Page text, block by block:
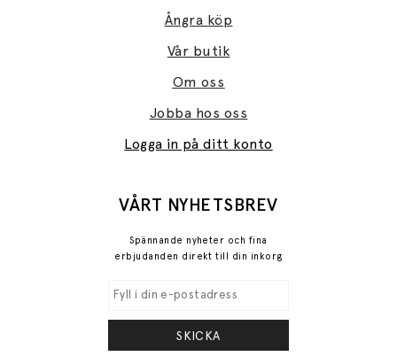
Ångra köp
Vår butik
Om oss
Jobba hos oss
Logga in på ditt konto
VÅRT NYHETSBREV
Spännande nyheter och fina
erbjudanden direkt till din inkorg
SKICKA